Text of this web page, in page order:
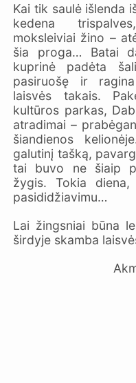
Kai tik saulė išlenda
kedena
moksleiviai žino –
šia proga… Batai
kuprinė padėta
pasiruošę ir
laisvės takais.
kultūros parkas,
atradimai –
šiandienos
galutinį tašką,
tai buvo ne šiaip
žygis. Tokia
pasididžiavimu…
Lai žingsniai būna
širdyje skamba